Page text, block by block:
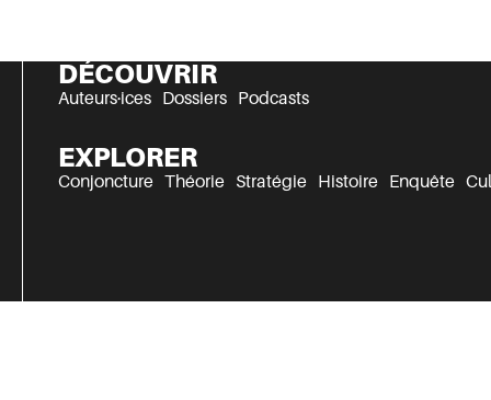
DÉCOUVRIR
Auteurs·ices Dossiers Podcasts
EXPLORER
Conjoncture Théorie Stratégie Histoire Enquête